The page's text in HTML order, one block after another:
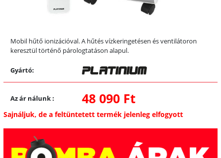
Mobil hűtő ionizációval. A hűtés vízkeringetésen és ventilátoron
keresztül történő párologtatáson alapul.
Gyártó:
Az ár nálunk: 48 090 Ft
Sajnáljuk, de a feltüntetett termék jelenleg elfogyott